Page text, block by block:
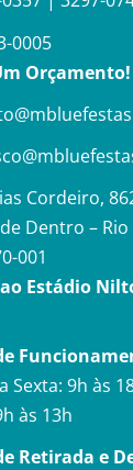
0005
Orçamento!
Cordeiro,
Dentro – Rio
001
Estádio
Sexta: 9h às
às 13h
Retirada e